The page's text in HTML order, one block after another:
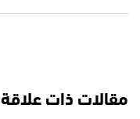
مقالات ذات علاقة